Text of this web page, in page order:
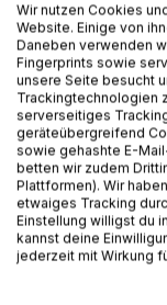
BESCHREIBUNG
En una ciudad
versiones
la coherencia del
sistema que
Wir nutzen Cookies
Website. Einige von
Daneben verwenden
Fingerprints sowie
unsere Seite besucht
Trackingtechnologien
serverseitiges
geräteübergreifend
sowie gehashte E-
betten wir zudem
Plattformen). Wir
etwaiges Tracking
Einstellung willigst du
kannst deine
jederzeit mit Wirkung